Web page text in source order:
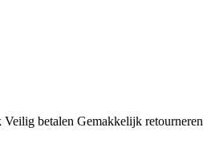
Veilig betalen Gemakkelijk retourneren